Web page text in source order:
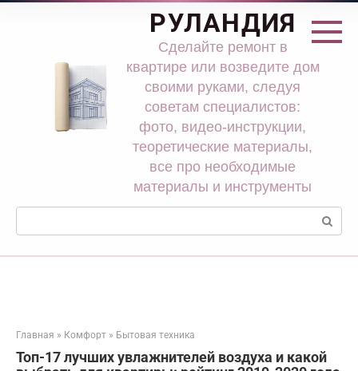
Перейти
РУЛАНДИЯ
Сделайте ремонт в
квартире или возведите дом
своими руками, следуя
советам специалистов:
фото, видео-инструкции,
теоретические материалы,
все про необходимые
материалы и инструменты
Поиск:
Главная » Комфорт » Бытовая техника
Топ-17 лучших увлажнителей воздуха и какой